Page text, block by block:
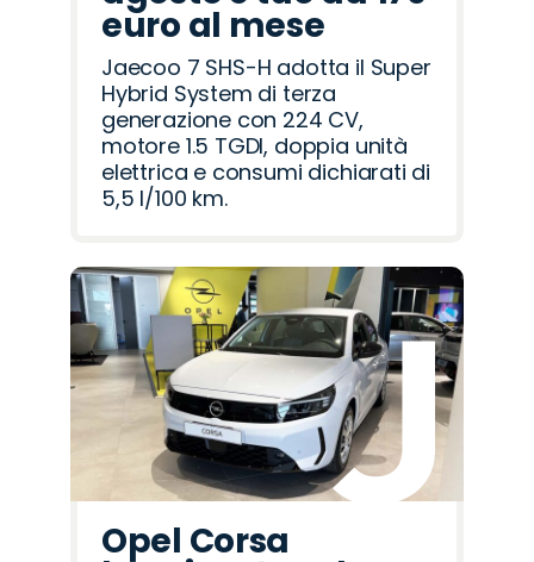
euro al mese
Jaecoo 7 SHS-H adotta il Super
Hybrid System di terza
generazione con 224 CV,
motore 1.5 TGDI, doppia unità
elettrica e consumi dichiarati di
5,5 l/100 km.
Opel Corsa